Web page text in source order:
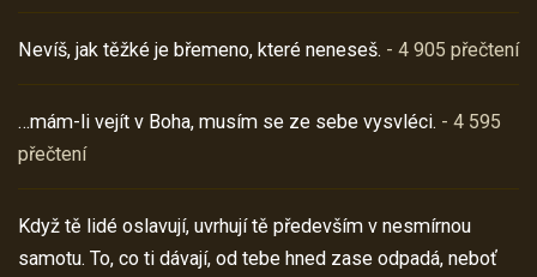
Nevíš, jak těžké je břemeno, které neneseš. - 4 905 přečtení
…mám-li vejít v Boha, musím se ze sebe vysvléci. - 4 595
přečtení
Když tě lidé oslavují, uvrhují tě především v nesmírnou
samotu. To, co ti dávají, od tebe hned zase odpadá, neboť